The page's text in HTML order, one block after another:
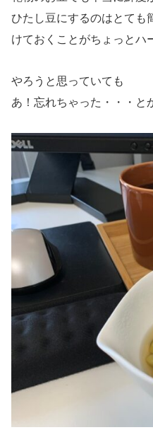
ひたし豆にするのはとても
けておくことがちょっとハ
やろうと思っていても
あ！忘れちゃった・・・と